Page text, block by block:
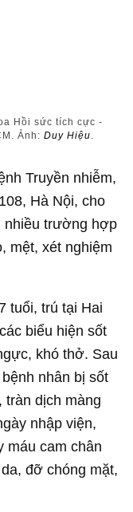
Hồi sức tích cực -
Ảnh:Duy Hiệu.
Truyền nhiễm,
Hà Nội, cho
nhiều trường hợp
mệt, xét nghiệm
tuổi, trú tại Hai
biểu hiện sốt
khó thở. Sau
nhân bị sốt
tràn dịch màng
nhập viện,
máu cam chân
đỡ chóng mặt,